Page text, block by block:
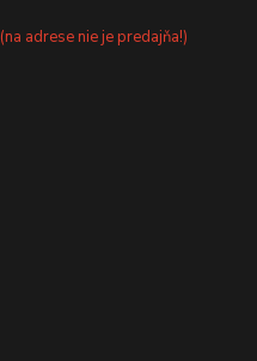
(na adrese nie je predajňa!)